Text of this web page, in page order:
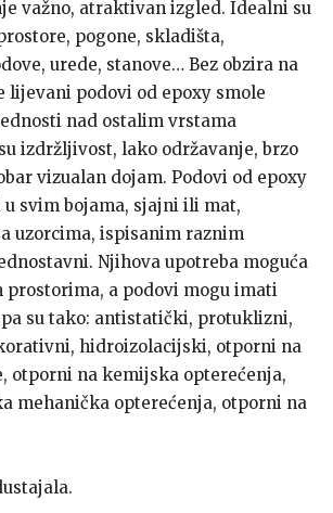
važno, atraktivan izgled. Idealni su
pogone, skladišta,
urede, stanove… Bez obzira na
lijevani podovi od epoxy smole
nad ostalim vrstama
izdržljivost, lako održavanje, brzo
vizualan dojam. Podovi od epoxy
svim bojama, sjajni ili mat,
uzorcima, ispisanim raznim
Njihova upotreba moguća
prostorima, a podovi mogu imati
su tako: antistatički, protuklizni,
hidroizolacijski, otporni na
otporni na kemijska opterećenja,
mehanička opterećenja, otporni na